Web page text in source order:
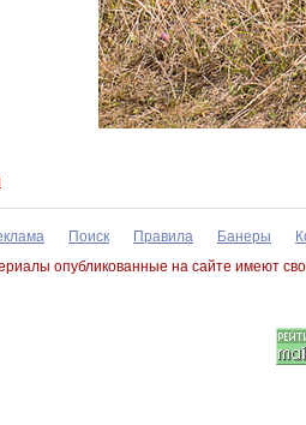
Поиск Правила Банеры
опубликованные на сайте имеют